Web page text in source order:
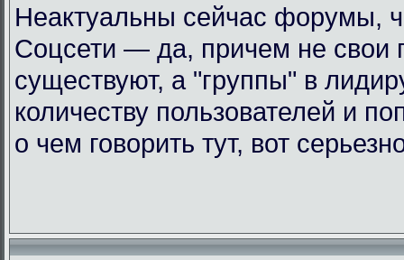
Неактуальны сейчас форумы,
Соцсети — да, причем не свои
существуют, а "группы" в
количеству пользователей и
о чем говорить тут, вот